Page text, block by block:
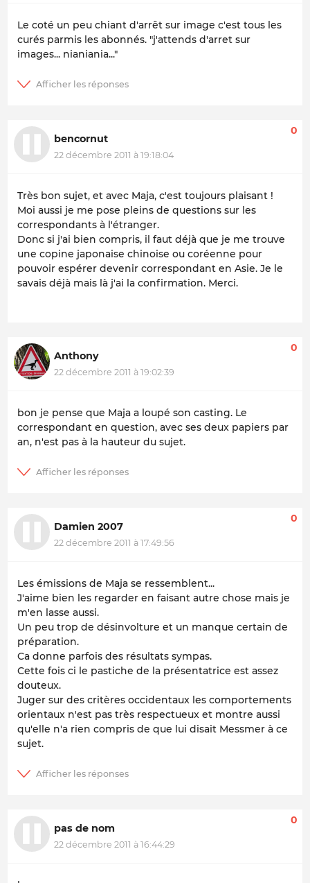
Le coté un peu chiant d'arrêt sur image c'est tous les
curés parmis les abonnés. "j'attends d'arret sur
images... nianiania..."
bencornut
22 décembre 2011 à 19:18:04
0
Très bon sujet, et avec Maja, c'est toujours plaisant !
Moi aussi je me pose pleins de questions sur les
correspondants à l'étranger.
Donc si j'ai bien compris, il faut déjà que je me trouve
une copine japonaise chinoise ou coréenne pour
pouvoir espérer devenir correspondant en Asie. Je le
savais déjà mais là j'ai la confirmation. Merci.
Anthony
22 décembre 2011 à 19:02:39
0
bon je pense que Maja a loupé son casting. Le
correspondant en question, avec ses deux papiers par
an, n'est pas à la hauteur du sujet.
Damien 2007
22 décembre 2011 à 17:49:56
0
Les émissions de Maja se ressemblent...
J'aime bien les regarder en faisant autre chose mais je
m'en lasse aussi.
Un peu trop de désinvolture et un manque certain de
préparation.
Ca donne parfois des résultats sympas.
Cette fois ci le pastiche de la présentatrice est assez
douteux.
Juger sur des critères occidentaux les comportements
orientaux n'est pas très respectueux et montre aussi
qu'elle n'a rien compris de que lui disait Messmer à ce
sujet.
pas de nom
22 décembre 2011 à 16:44:29
0